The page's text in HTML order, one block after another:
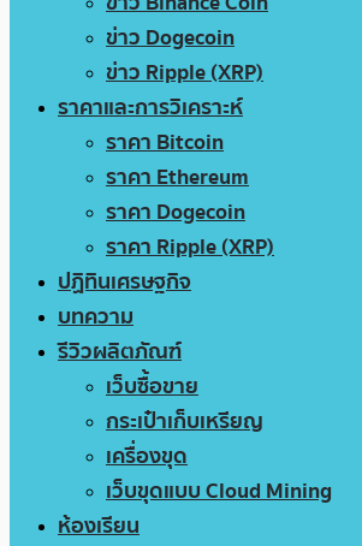
ข่าว Dogecoin
ข่าว Ripple (XRP)
ราคาและการวิเคราะห์
ราคา Bitcoin
ราคา Ethereum
ราคา Dogecoin
ราคา Ripple (XRP)
ปฏิทินเศรษฐกิจ
บทความ
รีวิวผลิตภัณฑ์
เว็บซื้อขาย
กระเป๋าเก็บเหรียญ
เครื่องขุด
เว็บขุดแบบ Cloud Mining
ห้องเรียน